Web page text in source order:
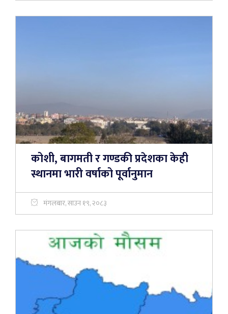
कोशी, बागमती र गण्डकी प्रदेशका केही
स्थानमा भारी वर्षाको पूर्वानुमान
मंगलबार, साउन १९, २०८३